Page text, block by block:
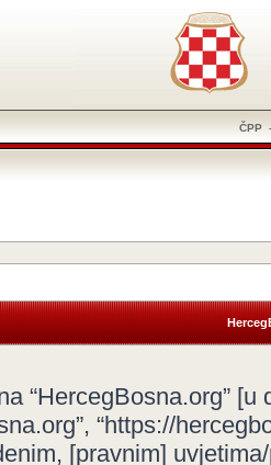
ČPP
“HercegBosna.org” [u
“https://
[pravnim]